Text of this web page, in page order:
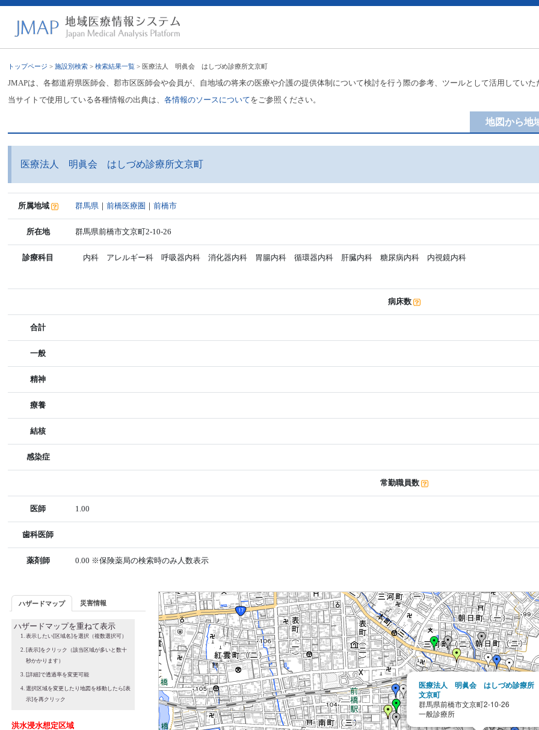
トップページ >施設別検索 >検索結果一覧 > 医療法人 明眞会 はしづめ診療所文京町
JMAPは、各都道府県医師会、郡市区医師会や会員が、自地域の将来の医療や介護の提供体制について検討を行う際の参考、ツールとして活用してい
当サイトで使用している各種情報の出典は、各情報のソースについてをご参照ください。
地図から地
医療法人 明眞会 はしづめ診療所文京町
所属地域 群馬県 ｜前橋医療圏 ｜前橋市
所在地 群馬県前橋市文京町2-10-26
診療科目 内科 アレルギー科 呼吸器内科 消化器内科 胃腸内科 循環器内科 肝臓内科 糖尿病内科 内視鏡内科
病床数
合計
一般
精神
療養
結核
感染症
常勤職員数
医師 1.00
歯科医師
薬剤師 0.00 ※保険薬局の検索時のみ人数表示
ハザードマップ 災害情報
ハザードマップを重ねて表示
表示したい[区域名]を選択（複数選択可）
[表示]をクリック（該当区域が多いと数十
秒かかります）
[詳細]で透過率を変更可能
選択区域を変更したり地図を移動したら[表
示]を再クリック
洪水浸水想定区域
医療法人 明眞会 はしづめ診療所
文京町
群馬県前橋市文京町2-10-26
一般診療所